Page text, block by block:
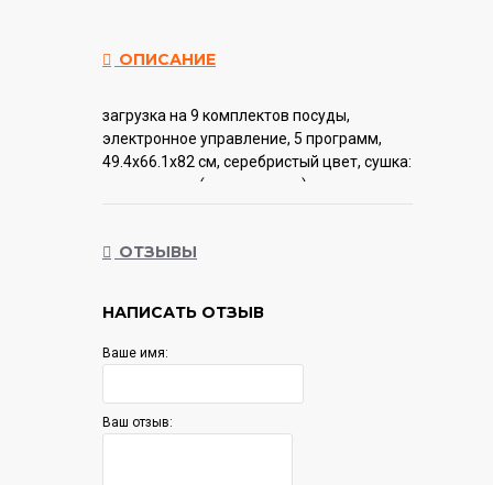
ОПИСАНИЕ
загрузка на 9 комплектов посуды,
электронное управление, 5 программ,
49.4x66.1x82 см, серебристый цвет, сушка:
стандартная (конденсация), индикация
Гарантия:12 мес.
ОТЗЫВЫ
НАПИСАТЬ ОТЗЫВ
Ваше имя:
Ваш отзыв: